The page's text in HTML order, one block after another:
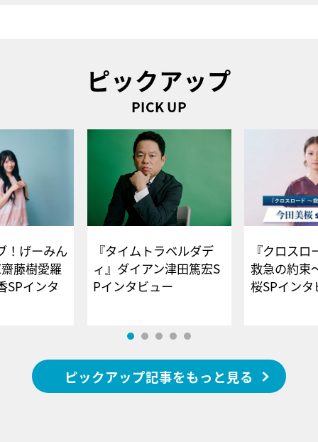
ピックアップ
PICK UP
！げーみん
藤樹愛羅
SPインタ
『タイムトラベルダデ
ィ』ダイアン津田篤宏S
Pインタビュー
『クロス
救急の約束
桜SPイ
ピックアップ記事をもっと見る